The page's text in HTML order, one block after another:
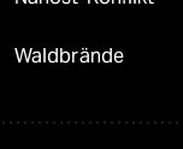
Waldbrände